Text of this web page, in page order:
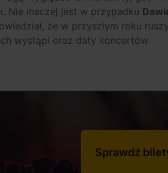
Nie inaczej jest w przypadku
że w przyszłym roku
wystąpi oraz daty koncertów.
Sprawdź